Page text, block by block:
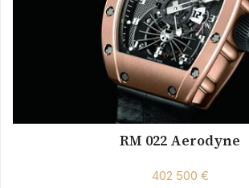
RM 022 Aerodyne
402 500 €